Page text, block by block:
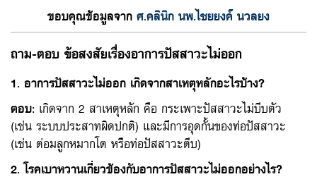
ขอบคุณข้อมูลจาก ศ.คลินิก นพ.ไชยยงค์ นวลยง
ถาม-ตอบ ข้อสงสัยเรื่องอาการปัสสาวะไม่ออก
1. อาการปัสสาวะไม่ออก เกิดจากสาเหตุหลักอะไรบ้าง?
ตอบ: เกิดจาก 2 สาเหตุหลัก คือ กระเพาะปัสสาวะไม่บีบตัว
(เช่น ระบบประสาทผิดปกติ) และมีการอุดกั้นของท่อปัสสาวะ
(เช่น ต่อมลูกหมากโต หรือท่อปัสสาวะตีบ)
2. โรคเบาหวานเกี่ยวข้องกับอาการปัสสาวะไม่ออกอย่างไร?